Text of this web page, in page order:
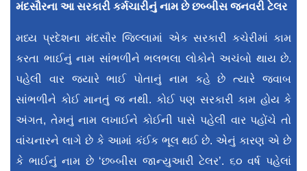
મંદસૌરના આ સરકારી કર્મચારીનું નામ છે છબ્બીસ જનવરી ટેલર
મધ્ય પ્રદેશના મંદસૌર જિલ્લામાં એક સરકારી કચેરીમાં કામ
કરતા ભાઈનું નામ સાંભળીને ભલભલા લોકોને અચંબો થાય છે.
પહેલી વાર જ્યારે ભાઈ પોતાનું નામ કહે છે ત્યારે જવાબ
સાંભળીને કોઈ માનતું જ નથી. કોઈ પણ સરકારી કામ હોય કે
અંગત, તેમનું નામ લખાઈને કોઈની પાસે પહેલી વાર પહોંચે તો
વાંચનારને લાગે છે કે આમાં કંઈક ભૂલ થઈ છે. એનું કારણ એ છે
કે ભાઈનું નામ છે ‘છબ્બીસ જાન્યુઆરી ટેલર’. ૬૦ વર્ષ પહેલાં